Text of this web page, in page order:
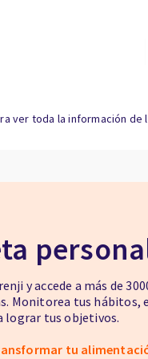
ver toda la información de
y accede a más de
Monitorea tus hábitos,
lograr tus objetivos.
tu